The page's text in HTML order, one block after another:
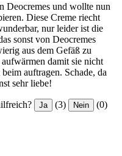
Deocremes und wollte nun
Diese Creme riecht
nur leider ist die
sonst von Deocremes
aus dem Gefäß zu
damit sie nicht
auftragen. Schade, da
sehr liebe!
Ja (3) Nein (0)